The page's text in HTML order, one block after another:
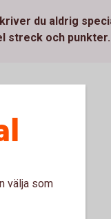
du aldrig
streck och punkter.
välja som